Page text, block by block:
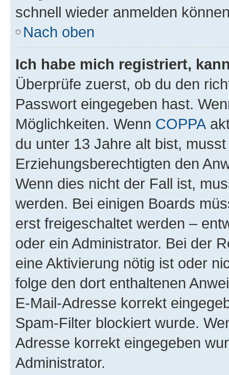
schnell wieder anmelden
Nach oben
Ich habe mich registriert,
Überprüfe zuerst, ob du den
Passwort eingegeben hast.
Möglichkeiten. Wenn COPPA
du unter 13 Jahre alt bist,
Erziehungsberechtigten den
Wenn dies nicht der Fall ist,
werden. Bei einigen Boards
erst freigeschaltet werden –
oder ein Administrator. Bei der
eine Aktivierung nötig ist oder
folge den dort enthaltenen
E-Mail-Adresse korrekt
Spam-Filter blockiert wurde.
Adresse korrekt eingegeben
Administrator.